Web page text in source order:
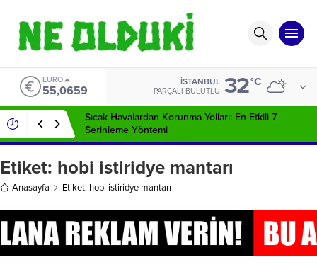
EURO
55,0659
İSTANBUL
PARÇALI BULUTLU 32°C
Sıcak Havalardan Korunma Yolları: En Etkili 7
Serinleme Yöntemi
Etiket: hobi istiridye mantarı
Anasayfa Etiket: hobi istiridye mantarı